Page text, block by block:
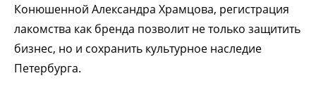
Конюшенной Александра Храмцова, регистрация
лакомства как бренда позволит не только защитить
бизнес, но и сохранить культурное наследие
Петербурга.